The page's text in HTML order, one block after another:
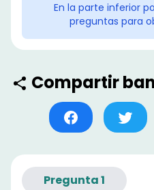
En la parte inferior
preguntas para
Compartir
Pregunta1